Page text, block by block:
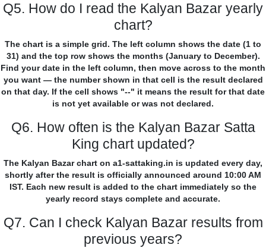
Q5. How do I read the Kalyan Bazar yearly
chart?
The chart is a simple grid. The left column shows the date (1 to
31) and the top row shows the months (January to December).
Find your date in the left column, then move across to the month
you want — the number shown in that cell is the result declared
on that day. If the cell shows "--" it means the result for that date
is not yet available or was not declared.
Q6. How often is the Kalyan Bazar Satta
King chart updated?
The Kalyan Bazar chart on a1-sattaking.in is updated every day,
shortly after the result is officially announced around 10:00 AM
IST. Each new result is added to the chart immediately so the
yearly record stays complete and accurate.
Q7. Can I check Kalyan Bazar results from
previous years?